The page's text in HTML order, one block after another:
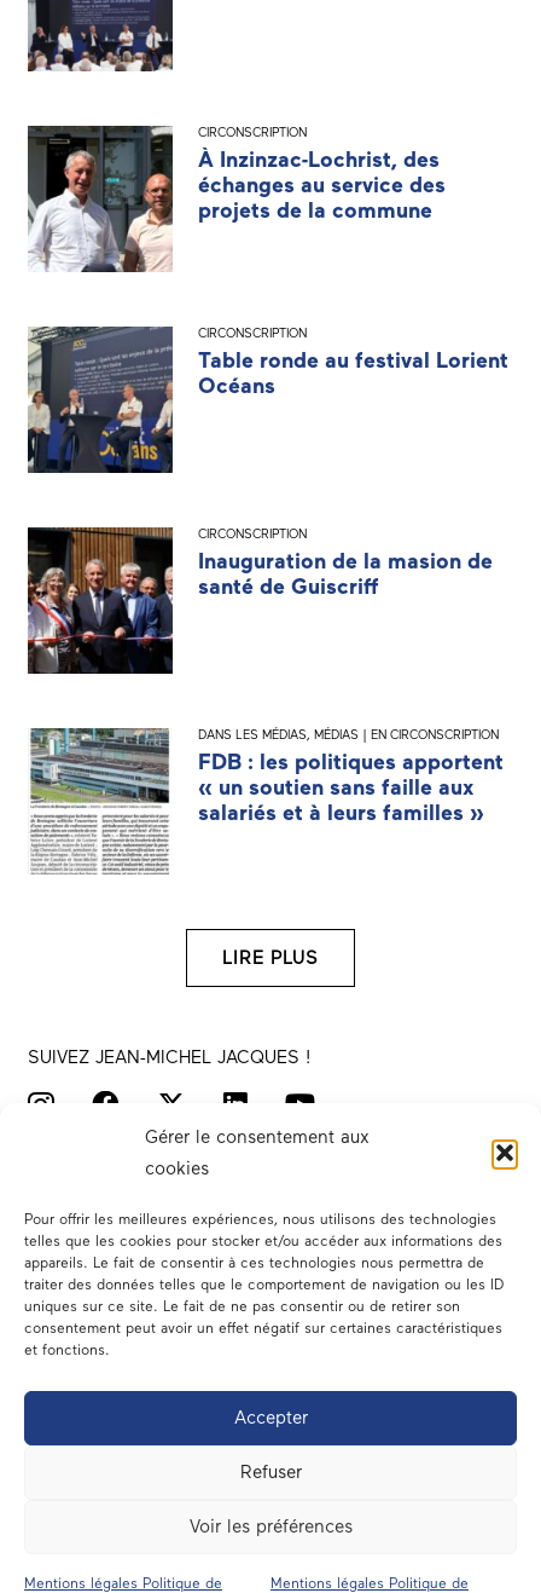
Gérer le consentement aux
cookies
Pour offrir les meilleures expériences, nous utilisons des technologies
telles que les cookies pour stocker et/ou accéder aux informations des
appareils. Le fait de consentir à ces technologies nous permettra de
traiter des données telles que le comportement de navigation ou les ID
uniques sur ce site. Le fait de ne pas consentir ou de retirer son
consentement peut avoir un effet négatif sur certaines caractéristiques
et fonctions.
Accepter
Refuser
Voir les préférences
Mentions légales Politique de Mentions légales Politique de
CIRCONSCRIPTION
À Inzinzac-Lochrist, des
échanges au service des
projets de la commune
CIRCONSCRIPTION
Table ronde au festival Lorient
Océans
CIRCONSCRIPTION
Inauguration de la masion de
santé de Guiscriff
DANS LES MÉDIAS, MÉDIAS | EN CIRCONSCRIPTION
FDB : les politiques apportent
« un soutien sans faille aux
salariés et à leurs familles »
LIRE PLUS
SUIVEZ JEAN-MICHEL JACQUES !
Votre député
Dans les médias
En circonscription
A l’assemblée
Contact